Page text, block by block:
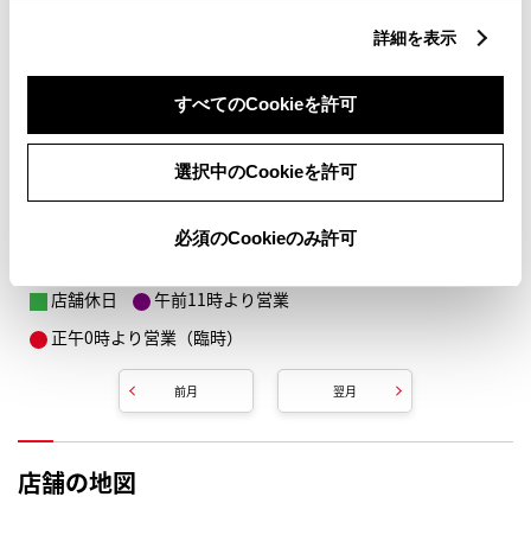
詳細を表示
すべてのCookieを許可
選択中のCookieを許可
必須のCookieのみ許可
店舗休日
午前11時より営業
正午0時より営業（臨時）
前月 翌月
店舗の地図